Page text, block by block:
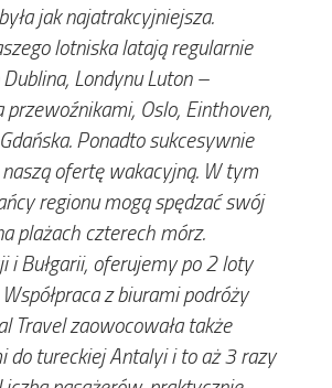
jak najatrakcyjniejsza.
lotniska latają regularnie
Londynu Luton –
Oslo, Einthoven,
Ponadto sukcesywnie
ofertę wakacyjną. W tym
regionu mogą spędzać swój
plażach czterech mórz.
i Bułgarii, oferujemy po 2 loty
z biurami podróży
Travel zaowocowała także
do tureckiej Antalyi i to aż 3 razy